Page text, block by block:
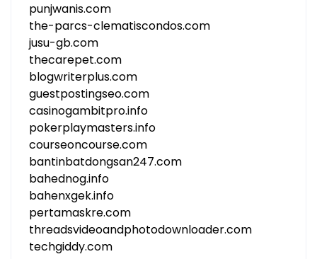
punjwanis.com
the-parcs-clematiscondos.com
jusu-gb.com
thecarepet.com
blogwriterplus.com
guestpostingseo.com
casinogambitpro.info
pokerplaymasters.info
courseoncourse.com
bantinbatdongsan247.com
bahednog.info
bahenxgek.info
pertamaskre.com
threadsvideoandphotodownloader.com
techgiddy.com